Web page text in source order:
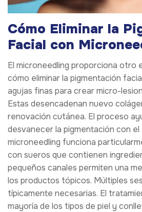
Cómo Eliminar la
Facial con
El microneedling proporciona otro
cómo eliminar la pigmentación
agujas finas para crear micro-
Estas desencadenan nuevo
renovación cutánea. El proceso
desvanecer la pigmentación con el
microneedling funciona
con sueros que contienen
pequeños canales permiten una
los productos tópicos. Múltiples
típicamente necesarias. El
mayoría de los tipos de piel y